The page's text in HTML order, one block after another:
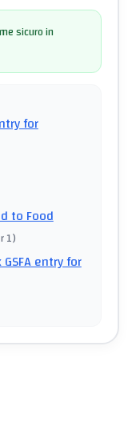
sicuro in
for
to Food
1)
entry for